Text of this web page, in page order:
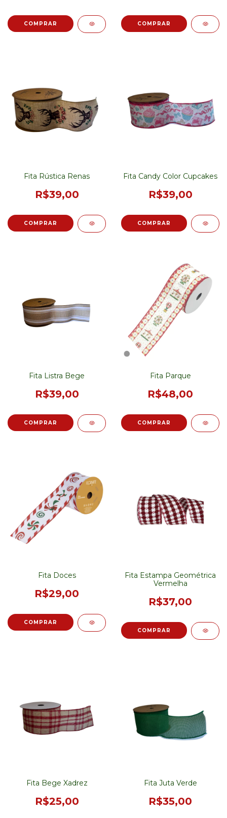
Fita Rústica Renas
R$39,00
Fita Candy Color Cupcakes
R$39,00
Fita Listra Bege
R$39,00
Fita Parque
R$48,00
Fita Doces
R$29,00
Fita Estampa Geométrica
Vermelha
R$37,00
Fita Bege Xadrez
R$25,00
Fita Juta Verde
R$35,00